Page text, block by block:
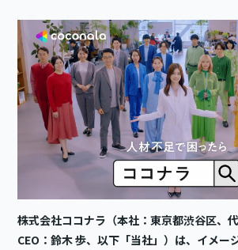
株式会社ココナラ（本社：東京都渋谷区、
CEO：鈴木 歩、以下「当社」）は、イメー